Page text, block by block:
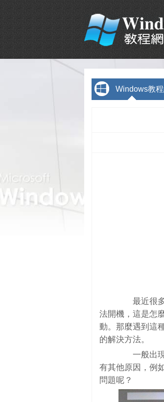
Windows教程
最近很多
法開機，這是怎
動。那麼遇到這
的解決方法。
一般出現
有其他原因，例
問題呢？